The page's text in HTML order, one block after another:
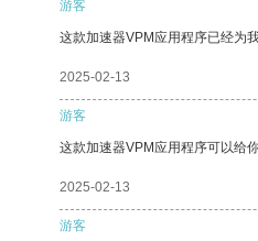
游客
这款加速器VPM应用程序已经为
2025-02-13
游客
这款加速器VPM应用程序可以给
2025-02-13
游客